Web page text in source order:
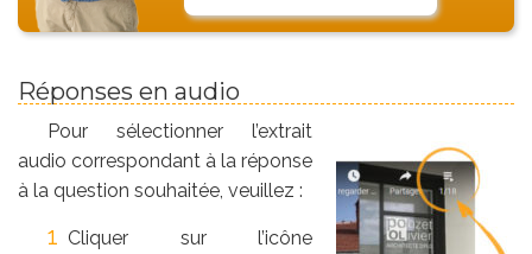
Réponses en audio
Pour sélectionner l’extrait
audio correspondant à la réponse
à la question souhaitée, veuillez :
Cliquer sur l’icône